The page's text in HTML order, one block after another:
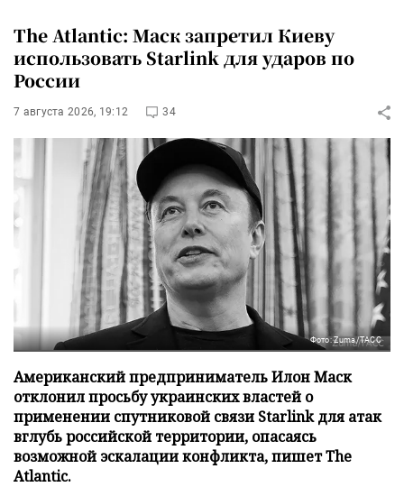
The Atlantic: Маск запретил Киеву
использовать Starlink для ударов по
России
7 августа 2026, 19:12 34
Фото: Zuma/ТАСС
Американский предприниматель Илон Маск
отклонил просьбу украинских властей о
применении спутниковой связи Starlink для атак
вглубь российской территории, опасаясь
возможной эскалации конфликта, пишет The
Atlantic.